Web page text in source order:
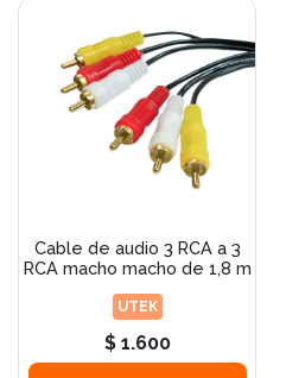
Cable de audio 3 RCA a 3
RCA macho macho de 1,8 m
UTEK
$ 1.600